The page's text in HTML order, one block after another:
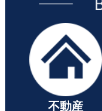
不動産